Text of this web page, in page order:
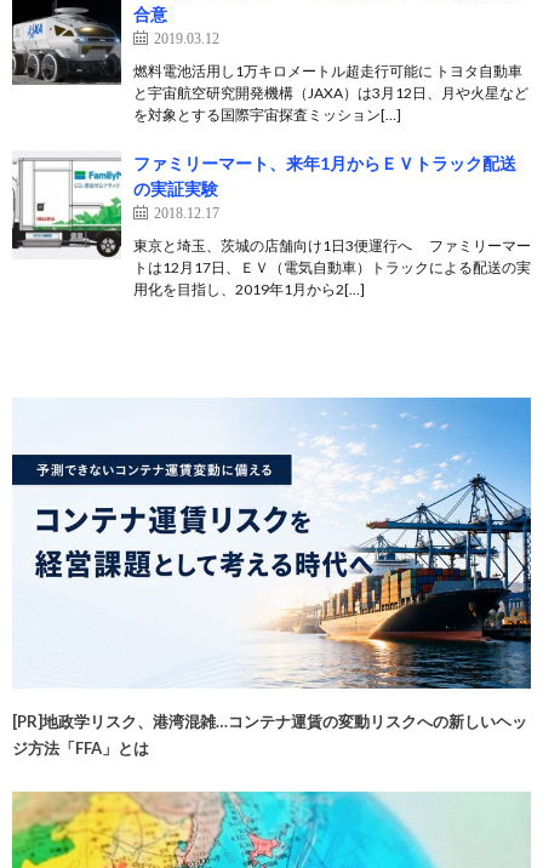
合意
2019.03.12
燃料電池活用し1万キロメートル超走行可能に トヨタ自動車
と宇宙航空研究開発機構（JAXA）は3月12日、月や火星など
を対象とする国際宇宙探査ミッション[…]
ファミリーマート、来年1月からＥＶトラック配送
の実証実験
2018.12.17
東京と埼玉、茨城の店舗向け1日3便運行へ ファミリーマー
トは12月17日、ＥＶ（電気自動車）トラックによる配送の実
用化を目指し、2019年1月から2[…]
[PR]地政学リスク、港湾混雑…コンテナ運賃の変動リスクへの新しいヘッ
ジ方法「FFA」とは